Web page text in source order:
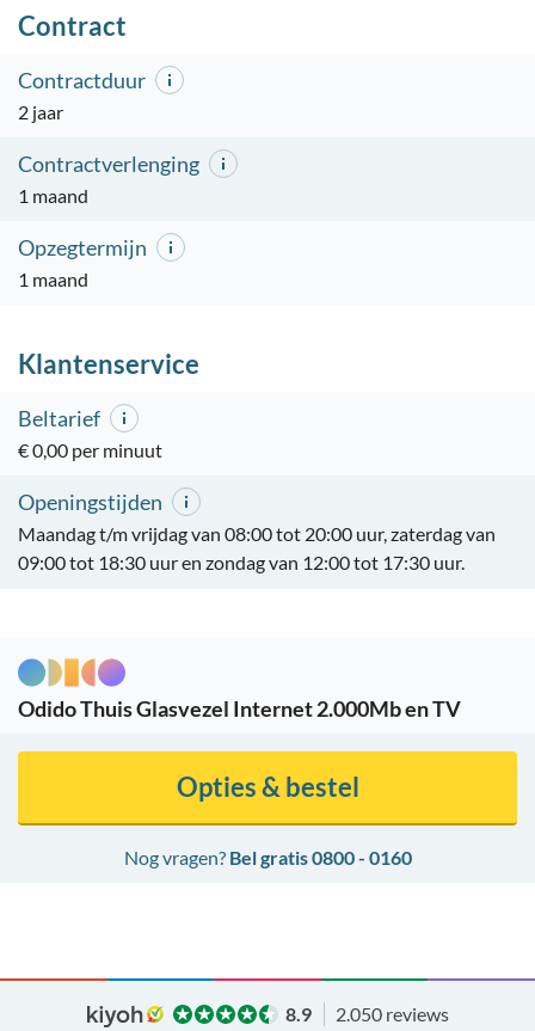
Contract
Contractduur
2 jaar
Contractverlenging
1 maand
Opzegtermijn
1 maand
Klantenservice
Beltarief
€ 0,00 per minuut
Openingstijden
Maandag t/m vrijdag van 08:00 tot 20:00 uur, zaterdag van
09:00 tot 18:30 uur en zondag van 12:00 tot 17:30 uur.
Odido Thuis Glasvezel Internet 2.000Mb en TV
Nog vragen? Bel gratis 0800 - 0160
Opties & bestel
8.9 2.050 reviews